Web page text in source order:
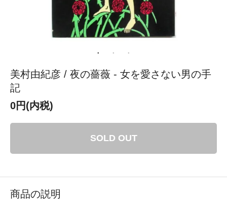
美村由紀彦 / 夜の薔薇 - 女を愛さない男の手
記
0円(内税)
SOLD OUT
商品の説明